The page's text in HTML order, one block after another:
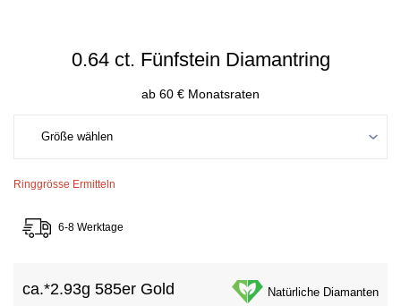
0.64 ct. Fünfstein Diamantring
ab 60 € Monatsraten
Ringgrösse Ermitteln
6-8 Werktage
ca.*2.93g 585er Gold Natürliche Diamanten